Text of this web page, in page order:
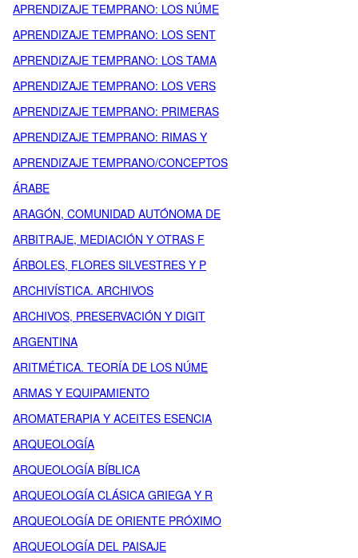
APRENDIZAJE TEMPRANO: LOS NÚME
APRENDIZAJE TEMPRANO: LOS SENT
APRENDIZAJE TEMPRANO: LOS TAMA
APRENDIZAJE TEMPRANO: LOS VERS
APRENDIZAJE TEMPRANO: PRIMERAS
APRENDIZAJE TEMPRANO: RIMAS Y
APRENDIZAJE TEMPRANO/CONCEPTOS
ÁRABE
ARAGÓN, COMUNIDAD AUTÓNOMA DE
ARBITRAJE, MEDIACIÓN Y OTRAS F
ÁRBOLES, FLORES SILVESTRES Y P
ARCHIVÍSTICA. ARCHIVOS
ARCHIVOS, PRESERVACIÓN Y DIGIT
ARGENTINA
ARITMÉTICA. TEORÍA DE LOS NÚME
ARMAS Y EQUIPAMIENTO
AROMATERAPIA Y ACEITES ESENCIA
ARQUEOLOGÍA
ARQUEOLOGÍA BÍBLICA
ARQUEOLOGÍA CLÁSICA GRIEGA Y R
ARQUEOLOGÍA DE ORIENTE PRÓXIMO
ARQUEOLOGÍA DEL PAISAJE